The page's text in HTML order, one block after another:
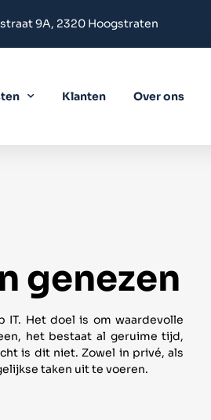
9A, 2320 Hoogstraten
Klanten Over ons
genezen
IT. Het doel is om waardevolle
het bestaat al geruime tijd,
is dit niet. Zowel in privé, als
taken uit te voeren.